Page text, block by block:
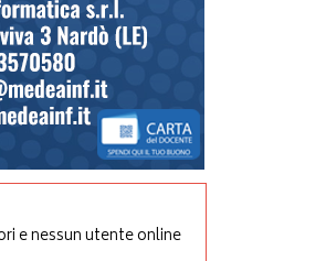
e nessun utente online